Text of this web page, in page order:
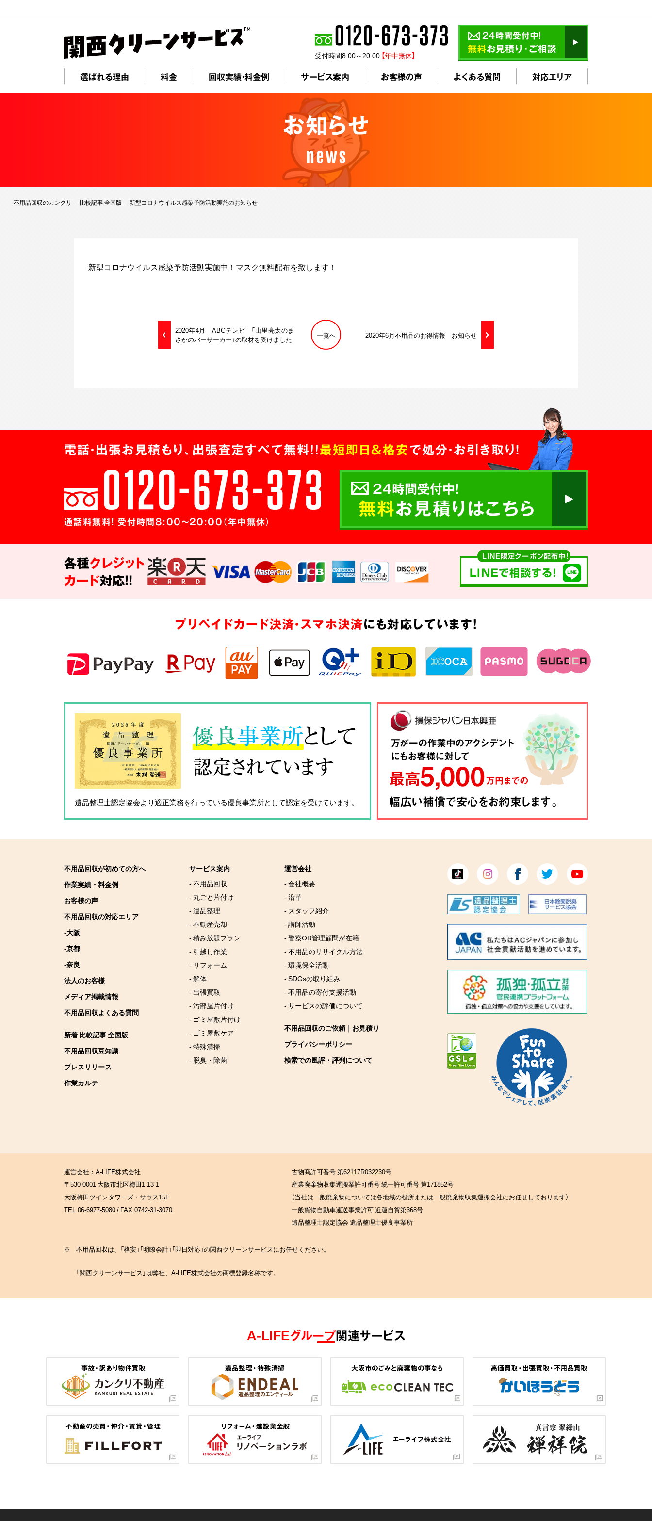
受付時間8:00～20:00 【年中無休】
選ばれる理由 料金 回収実績・料金例 サービス案内 お客様の声 よくある質問 対応エリア
お知らせ
news
不用品回収のカンクリ 比較記事 全国版 新型コロナウイルス感染予防活動実施のお知らせ
新型コロナウイルス感染予防活動実施中！マスク無料配布を致します！
2020年4月 ABCテレビ 「山里亮太のま
さかのバーサーカー」の取材を受けました
一覧へ 2020年6月不用品のお得情報 お知らせ
電話・出張お見積もり、出張査定すべて無料!!最短即日＆格安で処分・お引き取り！
通話料無料! 受付時間8:00～20:00（年中無休）
24時間受付中!
無料お見積りはこちら
各種クレジット
カード対応!!
LINE限定クーポン配布中！
LINEで相談する!
プリペイドカード決済・スマホ決済にも対応しています!
優良事業所として
認定されています
遺品整理士認定協会より適正業務を行っている優良事業所として認定を受けています。
不用品回収が初めての方へ
作業実績・料金例
お客様の声
不用品回収の対応エリア
-大阪
-京都
-奈良
法人のお客様
メディア掲載情報
不用品回収よくある質問
新着 比較記事 全国版
不用品回収豆知識
プレスリリース
作業カルテ
サービス案内
- 不用品回収
- 丸ごと片付け
- 遺品整理
- 不動産売却
- 積み放題プラン
- 引越し作業
- リフォーム
- 解体
- 出張買取
- 汚部屋片付け
- ゴミ屋敷片付け
- ゴミ屋敷ケア
- 特殊清掃
- 脱臭・除菌
運営会社
- 会社概要
- 沿革
- スタッフ紹介
- 講師活動
- 警察OB管理顧問が在籍
- 不用品のリサイクル方法
- 環境保全活動
- SDGsの取り組み
- 不用品の寄付支援活動
- サービスの評価について
不用品回収のご依頼｜お見積り
プライバシーポリシー
検索での風評・評判について
運営会社：A-LIFE株式会社
〒530-0001 大阪市北区梅田1-13-1
大阪梅田ツインタワーズ・サウス15F
TEL:06-6977-5080 / FAX:0742-31-3070
古物商許可番号 第62117R032230号
産業廃棄物収集運搬業許可番号 統一許可番号 第171852号
（当社は一般廃棄物については各地域の役所または一般廃棄物収集運搬会社にお任せしております）
一般貨物自動車運送事業許可 近運自貨第368号
遺品整理士認定協会 遺品整理士優良事業所
※ 不用品回収は、「格安」「明瞭会計」「即日対応」の関西クリーンサービスにお任せください。
「関西クリーンサービス」は弊社、A-LIFE株式会社の商標登録名称です。
A-LIFEグループ関連サービス